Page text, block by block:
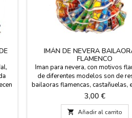
en
IMÁN DE NEVERA
FLAMENCO
Iman para nevera, con motivos
de diferentes modelos son de
bailaoras flamencas, castañuelas,
de España. Souvenir de
coleccionas imanes, en ZiNGS
originales.
Precio
3,00 €
 Añadir al carrito